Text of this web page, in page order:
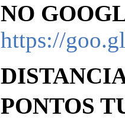
NO
https://
PONTOS